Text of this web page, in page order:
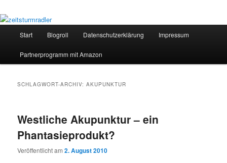
Start Blogroll Datenschutzerklärung Impressum
Partnerprogramm mit Amazon
SCHLAGWORT-ARCHIV:AKUPUNKTUR
Westliche Akupunktur – ein
Phantasieprodukt?
Veröffentlicht am2. August 2010